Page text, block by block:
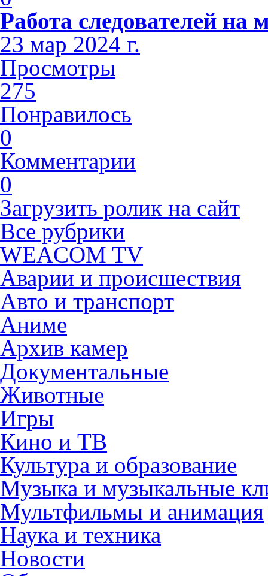
Работа следователей на
23 мар 2024 г.
Просмотры
275
Понравилось
0
Комментарии
0
Загрузить ролик на сайт
Все рубрики
WEACOM TV
Аварии и происшествия
Авто и транспорт
Аниме
Архив камер
Документальные
Животные
Игры
Кино и ТВ
Культура и образование
Музыка и музыкальные
Мультфильмы и анимация
Наука и техника
Новости